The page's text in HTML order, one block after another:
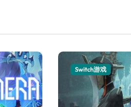
Switch游戏